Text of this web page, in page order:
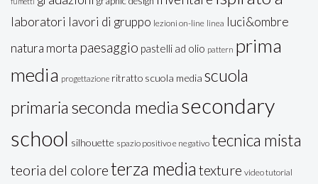
laboratori lavori di gruppo lezioni on-line linea luci&ombre
natura morta paesaggio pastelli ad olio pattern prima
media progettazione ritratto scuola media scuola
primaria seconda media secondary
school silhouette spazio positivo e negativo tecnica mista
teoria del coloreterza media texture video tutorial